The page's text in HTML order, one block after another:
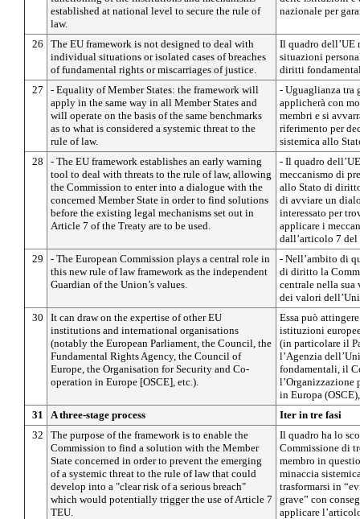
established at national level to secure the rule of
law.
nazionale per
26
The EU framework is not designed to deal with
individual situations or isolated cases of breaches
of fundamental rights or miscarriages of justice.
Il quadro dell’UE
situazioni
diritti
27
- Equality of Member States: the framework will
apply in the same way in all Member States and
will operate on the basis of the same benchmarks
as to what is considered a systemic threat to the
rule of law.
- Uguaglianza tra
applicherà con
membri e si
riferimento per
sistemica allo
28
- The EU framework establishes an early warning
tool to deal with threats to the rule of law, allowing
the Commission to enter into a dialogue with the
concerned Member State in order to find solutions
before the existing legal mechanisms set out in
Article 7 of the Treaty are to be used.
- Il quadro
meccanismo di
allo Stato di
di avviare un
interessato per
applicare i
dall’articolo 7 del
29
- The European Commission plays a central role in
this new rule of law framework as the independent
Guardian of the Union’s values.
- Nell’ambito di
di diritto la
centrale nella sua
dei valori
30
It can draw on the expertise of other EU
institutions and international organisations
(notably the European Parliament, the Council, the
Fundamental Rights Agency, the Council of
Europe, the Organisation for Security and Co-
operation in Europe [OSCE], etc.).
Essa può
istituzioni
(in particolare il
l’Agenzia
fondamentali, il
l’Organizzazione
in Europa
31
A three-stage process
Iter in tre fasi
32
The purpose of the framework is to enable the
Commission to find a solution with the Member
State concerned in order to prevent the emerging
of a systemic threat to the rule of law that could
develop into a "clear risk of a serious breach"
which would potentially trigger the use of Article 7
TEU.
Il quadro ha lo
Commissione di
membro in
minaccia
trasformarsi in
grave” con
applicare